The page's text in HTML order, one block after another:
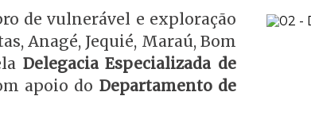
de vulnerável e exploração
Anagé, Jequié, Maraú, Bom
Delegacia Especializada de
apoio do Departamento de